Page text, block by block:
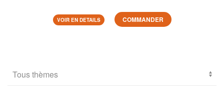
VOIR EN DETAILS COMMANDER